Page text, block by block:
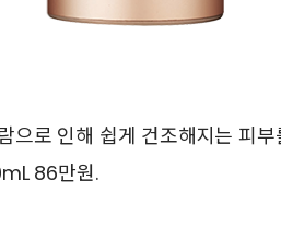
으로 인해 쉽게 건조해지는 피부
86만원.